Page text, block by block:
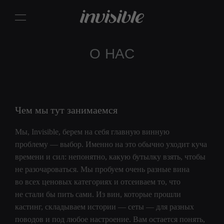
О НАС
Чем мы тут занимаемся
Мы, Invisible, берем на себя главную винную
проблему — выбор. Именно на это обычно уходит куча
времени и сил: непонятно, какую бутылку взять, чтобы
не разочароваться. Мы пробуем очень разные вина
во всех ценовых категориях и отсеиваем то, что
не стали бы пить сами. Из вин, которые прошли
кастинг, складываем истории — сеты — для разных
поводов и под любое настроение. Вам остается понять,